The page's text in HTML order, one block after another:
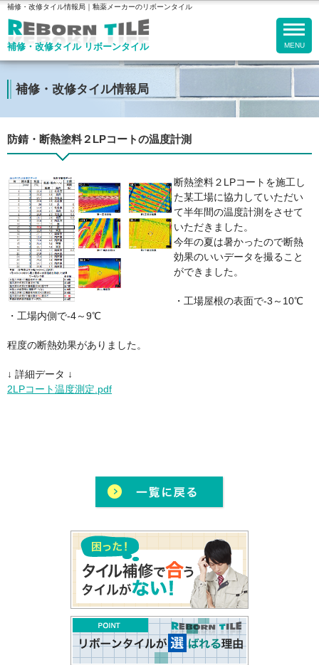
補修・改修タイル情報局｜釉薬メーカーのリボーンタイル
補修・改修タイル リボーンタイル
補修・改修タイル情報局
防錆・断熱塗料２LPコートの温度計測
断熱塗料２LPコートを施工し
た某工場に協力していただい
て半年間の温度計測をさせて
いただきました。
今年の夏は暑かったので断熱
効果のいいデータを撮ること
ができました。
・工場屋根の表面で-3～10℃
・工場内側で-4～9℃
程度の断熱効果がありました。
↓ 詳細データ ↓
2LPコート温度測定.pdf